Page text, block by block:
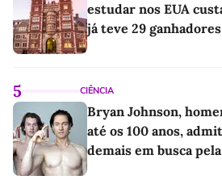
estudar nos EUA
já teve 29
5 CIÊNCIA
Bryan Johnson,
até os 100 anos,
demais em busca